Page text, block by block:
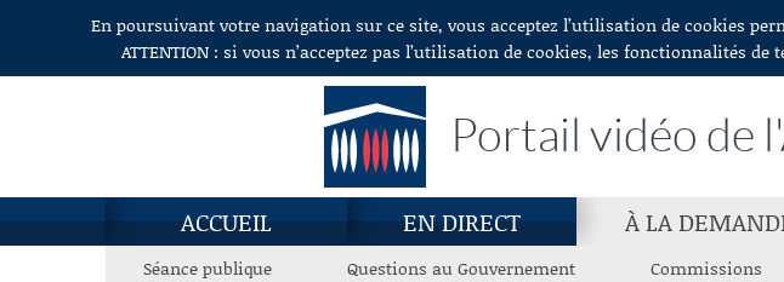
Aller au contenuEn poursuivant votre navigation sur ce site, vous acceptez l’utilisation de cookies
ATTENTION : si vous n’acceptez pas l’utilisation de cookies, les fonctionnalités
Portail vidéo de
ACCUEIL EN DIRECT À LA
Séance publique Questions au Gouvernement Commissions